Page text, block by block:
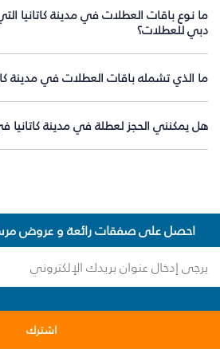
ما نوع باقات العطلات في مدينة كاتانيا
دبي للعطلات؟
ما الذي تشمله باقات العطلات في مدينة
هل يمكنني الحجز لعطلة في مدينة كاتانيا
احصل على صفقات رائعة و عروض
اشترك